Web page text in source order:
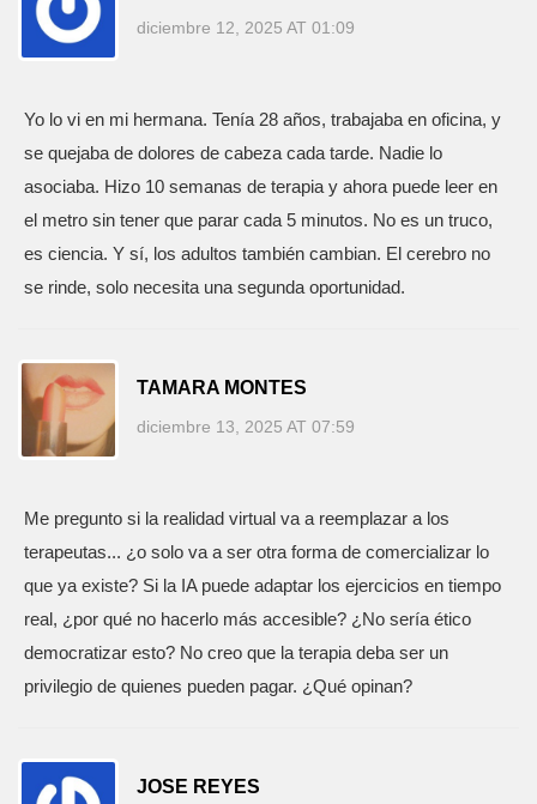
diciembre 12, 2025 AT 01:09
Yo lo vi en mi hermana. Tenía 28 años, trabajaba en oficina, y
se quejaba de dolores de cabeza cada tarde. Nadie lo
asociaba. Hizo 10 semanas de terapia y ahora puede leer en
el metro sin tener que parar cada 5 minutos. No es un truco,
es ciencia. Y sí, los adultos también cambian. El cerebro no
se rinde, solo necesita una segunda oportunidad.
TAMARA MONTES
diciembre 13, 2025 AT 07:59
Me pregunto si la realidad virtual va a reemplazar a los
terapeutas... ¿o solo va a ser otra forma de comercializar lo
que ya existe? Si la IA puede adaptar los ejercicios en tiempo
real, ¿por qué no hacerlo más accesible? ¿No sería ético
democratizar esto? No creo que la terapia deba ser un
privilegio de quienes pueden pagar. ¿Qué opinan?
JOSE REYES